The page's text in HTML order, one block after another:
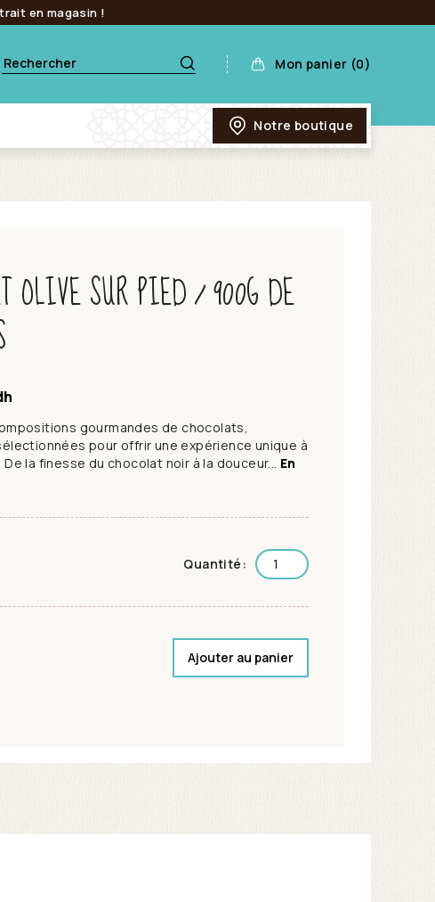
en magasin !
Mon panier (0)
Notre boutique
OLIVE SUR PIED / 900G DE
gourmandes de chocolats,
pour offrir une expérience unique à
la finesse du chocolat noir à la douceur... En
Quantité:
Ajouter au panier